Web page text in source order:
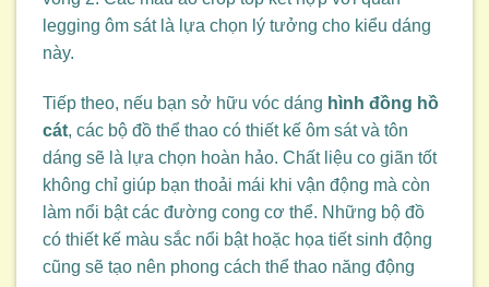
legging ôm sát là lựa chọn lý tưởng cho kiểu dáng
này.
Tiếp theo, nếu bạn sở hữu vóc dáng hình đồng hồ
cát, các bộ đồ thể thao có thiết kế ôm sát và tôn
dáng sẽ là lựa chọn hoàn hảo. Chất liệu co giãn tốt
không chỉ giúp bạn thoải mái khi vận động mà còn
làm nổi bật các đường cong cơ thể. Những bộ đồ
có thiết kế màu sắc nổi bật hoặc họa tiết sinh động
cũng sẽ tạo nên phong cách thể thao năng động